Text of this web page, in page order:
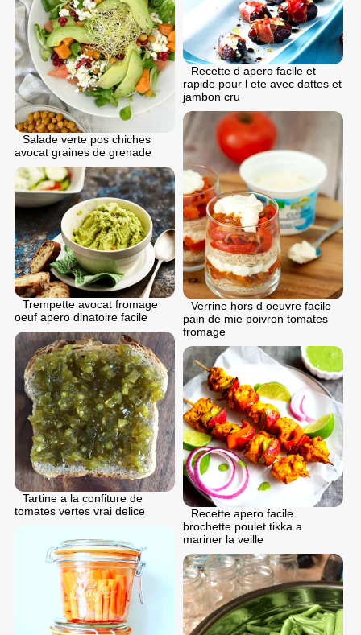
Salade verte pos chiches
avocat graines de grenade
Recette d apero facile et
rapide pour l ete avec dattes et
jambon cru
Verrine hors d oeuvre facile
pain de mie poivron tomates
fromage
Trempette avocat fromage
oeuf apero dinatoire facile
Tartine a la confiture de
tomates vertes vrai delice
Recette apero facile
brochette poulet tikka a
mariner la veille